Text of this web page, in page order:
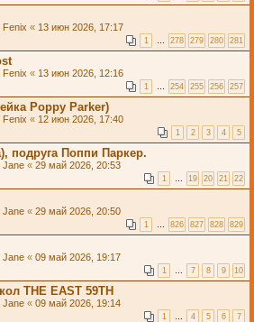
Fenix « 13 июн 2026, 17:17
1 … 278 279 280 281
Fenix « 13 июн 2026, 12:16
1 … 254 255 256 257
Poppy Parker)
Fenix « 12 июн 2026, 17:40
1 2 3 4 5
подруга Поппи Паркер.
Jane « 29 май 2026, 20:53
1 … 19 20 21 22
Jane « 29 май 2026, 20:50
1 … 826 827 828 829
Jane « 09 май 2026, 19:17
1 … 7 8 9 10
THE EAST 59TH
Jane « 09 май 2026, 19:14
1 … 4 5 6 7